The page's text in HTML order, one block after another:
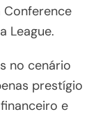
Conference
League.
no cenário
prestígio
e